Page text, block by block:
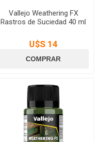
Vallejo Weathering FX
Rastros de Suciedad 40 ml
U$S 14